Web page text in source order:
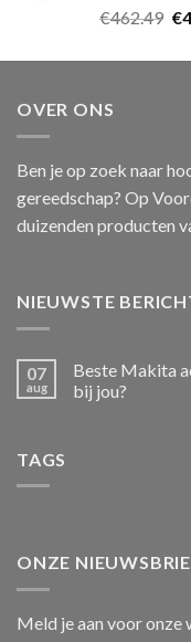
€462.49 €
OVER ONS
Ben je op zoek naar
gereedschap? Op
duizenden producten
NIEUWSTE
07
aug
Beste Makita
bij jou?
TAGS
ONZE
Meld je aan voor